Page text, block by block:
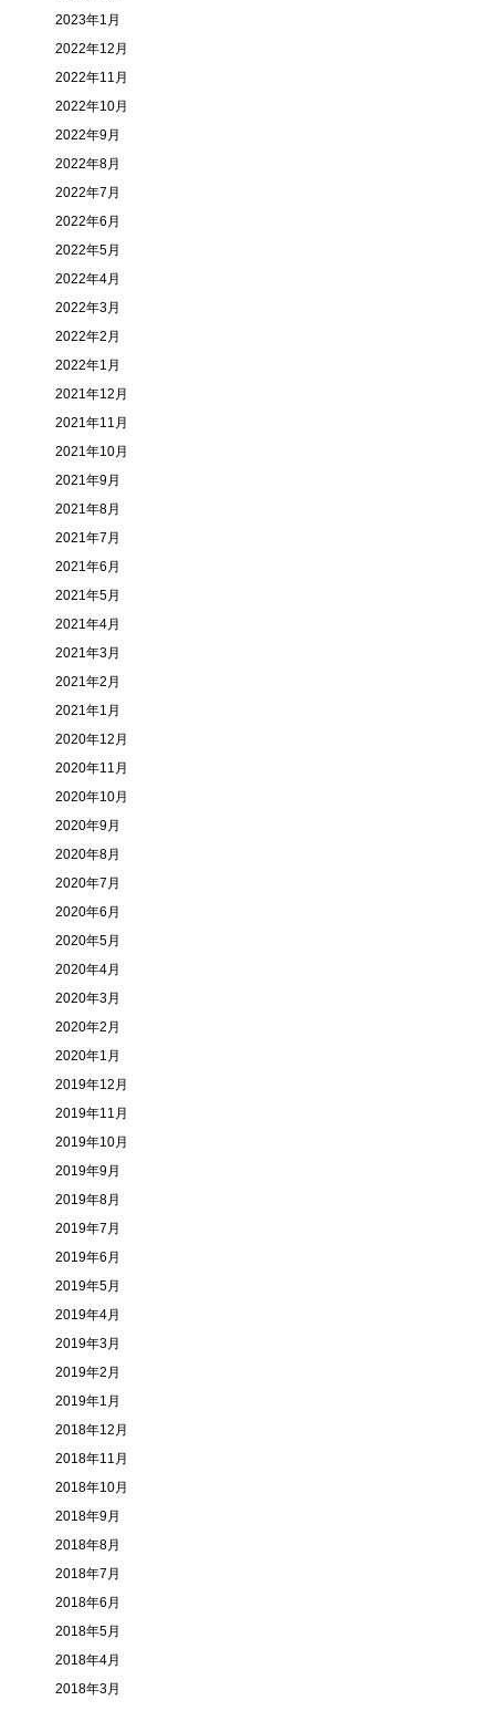
2023年1月
2022年12月
2022年11月
2022年10月
2022年9月
2022年8月
2022年7月
2022年6月
2022年5月
2022年4月
2022年3月
2022年2月
2022年1月
2021年12月
2021年11月
2021年10月
2021年9月
2021年8月
2021年7月
2021年6月
2021年5月
2021年4月
2021年3月
2021年2月
2021年1月
2020年12月
2020年11月
2020年10月
2020年9月
2020年8月
2020年7月
2020年6月
2020年5月
2020年4月
2020年3月
2020年2月
2020年1月
2019年12月
2019年11月
2019年10月
2019年9月
2019年8月
2019年7月
2019年6月
2019年5月
2019年4月
2019年3月
2019年2月
2019年1月
2018年12月
2018年11月
2018年10月
2018年9月
2018年8月
2018年7月
2018年6月
2018年5月
2018年4月
2018年3月